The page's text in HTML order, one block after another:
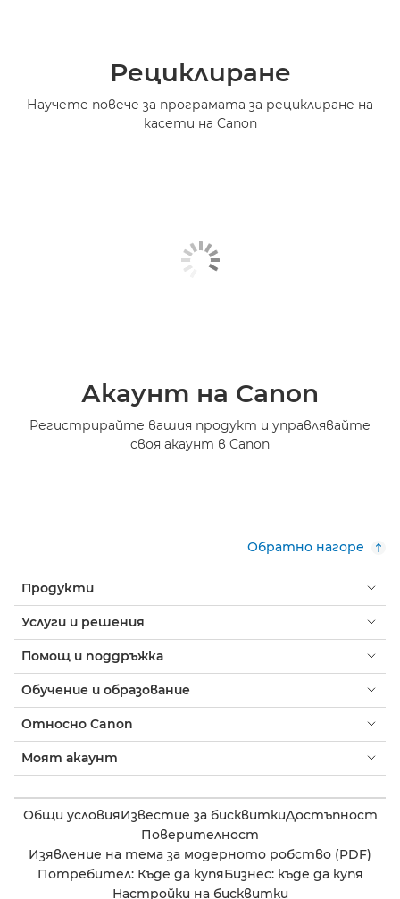
Рециклиране
Научете повече за програмата за рециклиране на
касети на Canon
Акаунт на Canon
Регистрирайте вашия продукт и управлявайте
своя акаунт в Canon
Обратно нагоре
Продукти
Услуги и решения
Помощ и поддръжка
Обучение и образование
Относно Canon
Моят акаунт
Общи условияИзвестие за бисквиткиДостъпност
Поверителност
Изявление на тема за модерното робство (PDF)
Потребител: Къде да купяБизнес: къде да купя
Настройки на бисквитки